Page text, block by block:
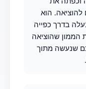
הוא
בדרך כפייה
הממון שהוציאה
שנעשה מתוך